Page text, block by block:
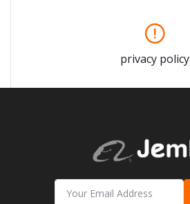
privacy policy